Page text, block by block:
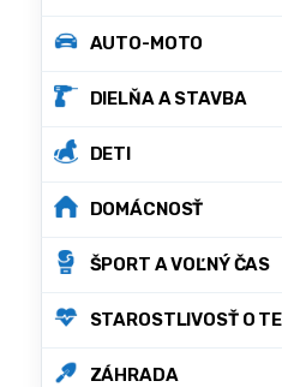
AUTO-MOTO
DIELŇA A STAVBA
DETI
DOMÁCNOSŤ
ŠPORT A VOĽNÝ ČAS
STAROSTLIVOSŤ O
ZÁHRADA